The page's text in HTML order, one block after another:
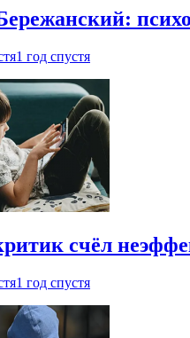
1 год спустя
счёл
1 год спустя